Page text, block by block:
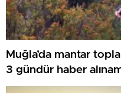
Muğla’da mantar
3 gündür haber